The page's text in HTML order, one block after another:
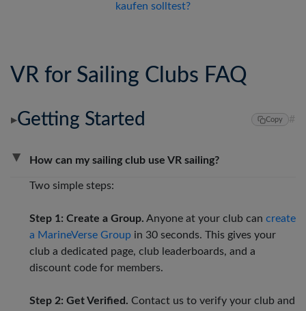
kaufen solltest?
VR for Sailing Clubs FAQ
▶Getting Started Copy #
▶ How can my sailing club use VR sailing?
Two simple steps:
Step 1: Create a Group. Anyone at your club can create
a MarineVerse Group in 30 seconds. This gives your
club a dedicated page, club leaderboards, and a
discount code for members.
Step 2: Get Verified. Contact us to verify your club and